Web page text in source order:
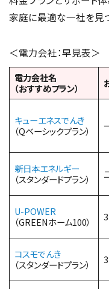
家庭に最適な一社を見
＜電力会社：早見表＞
電力会社名
（おすすめプラン）
キューエネスでんき
（Qベーシックプラン）
新日本エネルギー
（スタンダードプラン）
U-POWER
（GREENホーム100）
コスモでんき
（スタンダードプラン）